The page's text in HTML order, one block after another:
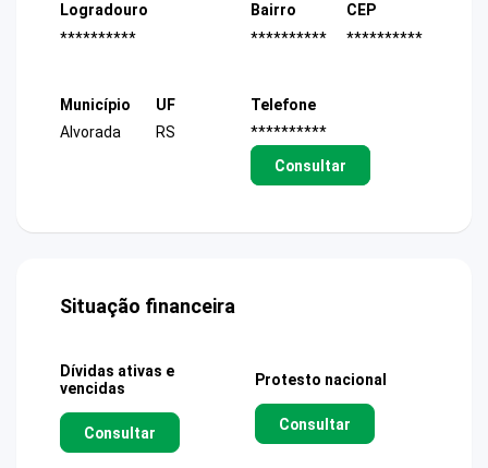
Logradouro
**********
Bairro
**********
CEP
**********
Município
Alvorada
UF
RS
Telefone
**********
Consultar
Situação financeira
Dívidas ativas e
vencidas
Consultar
Protesto nacional
Consultar